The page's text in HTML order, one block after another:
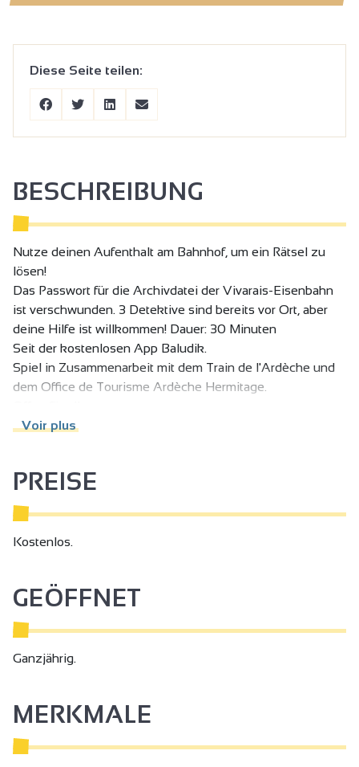
Diese Seite teilen:
BESCHREIBUNG
Nutze deinen Aufenthalt am Bahnhof, um ein Rätsel zu
lösen!
Das Passwort für die Archivdatei der Vivarais-Eisenbahn
ist verschwunden. 3 Detektive sind bereits vor Ort, aber
deine Hilfe ist willkommen! Dauer: 30 Minuten
Seit der kostenlosen App Baludik.
Spiel in Zusammenarbeit mit dem Train de l'Ardèche und
dem Office de Tourisme Ardèche Hermitage.
Voir plus
PREISE
Kostenlos.
GEÖFFNET
Ganzjährig.
MERKMALE